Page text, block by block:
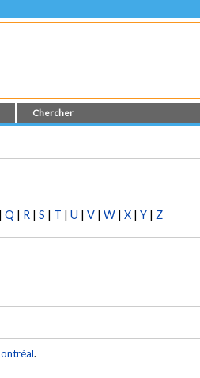
Chercher
|Q | R |S | T |U |V |W |X |Y | Z
.